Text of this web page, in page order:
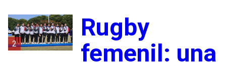
2
Rugby
femenil: una